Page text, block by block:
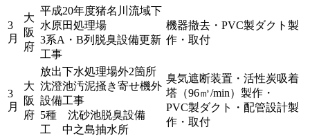
3
月
大
阪
府
平成20年度猪名川流域下
水原田処理場
3系A・B列脱臭設備更新
工事
機器撤去・PVC製ダクト製
作・取付
3
月
大
阪
府
放出下水処理場外2箇所
沈澄池汚泥掻き寄せ機外
設備工事
5種 沈砂池脱臭設備
工 中之島抽水所
臭気遮断装置・活性炭吸着
塔（96㎥/min）製作・
PVC製ダクト・配管設計製
作・取付